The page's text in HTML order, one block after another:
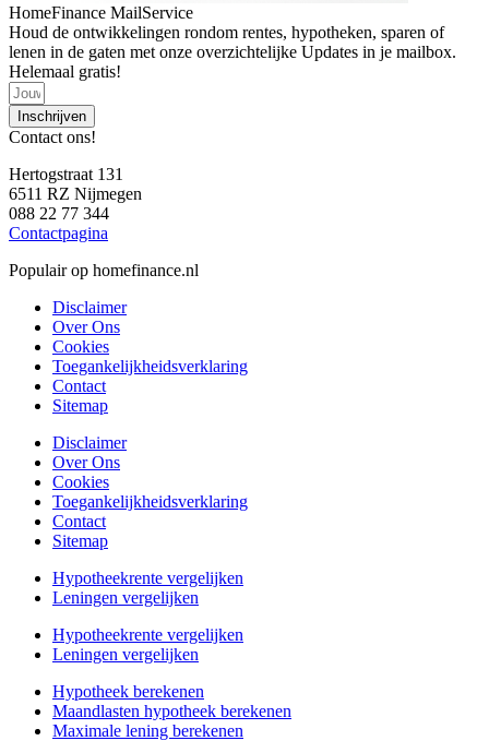
HomeFinance MailService
Houd de ontwikkelingen rondom rentes, hypotheken, sparen of
lenen in de gaten met onze overzichtelijke Updates in je mailbox.
Helemaal gratis!
Inschrijven
Contact ons!
Hertogstraat 131
6511 RZ Nijmegen
088 22 77 344
Contactpagina
Populair op homefinance.nl
Disclaimer
Over Ons
Cookies
Toegankelijkheidsverklaring
Contact
Sitemap
Disclaimer
Over Ons
Cookies
Toegankelijkheidsverklaring
Contact
Sitemap
Hypotheekrente vergelijken
Leningen vergelijken
Hypotheekrente vergelijken
Leningen vergelijken
Hypotheek berekenen
Maandlasten hypotheek berekenen
Maximale lening berekenen